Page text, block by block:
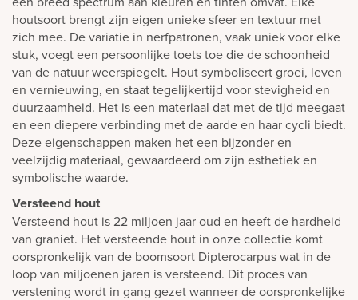
houtsoort brengt zijn eigen unieke sfeer en textuur met
zich mee. De variatie in nerfpatronen, vaak uniek voor elke
stuk, voegt een persoonlijke toets toe die de schoonheid
van de natuur weerspiegelt. Hout symboliseert groei, leven
en vernieuwing, en staat tegelijkertijd voor stevigheid en
duurzaamheid. Het is een materiaal dat met de tijd meegaat
en een diepere verbinding met de aarde en haar cycli biedt.
Deze eigenschappen maken het een bijzonder en
veelzijdig materiaal, gewaardeerd om zijn esthetiek en
symbolische waarde.
Versteend hout
Versteend hout is 22 miljoen jaar oud en heeft de hardheid
van graniet. Het versteende hout in onze collectie komt
oorspronkelijk van de boomsoort Dipterocarpus wat in de
loop van miljoenen jaren is versteend. Dit proces van
verstening wordt in gang gezet wanneer de oorspronkelijke